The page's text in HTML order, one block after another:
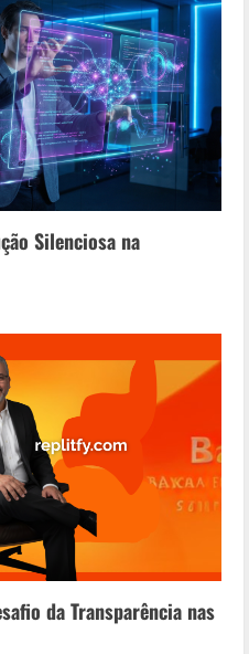
Silenciosa na
da Transparência nas